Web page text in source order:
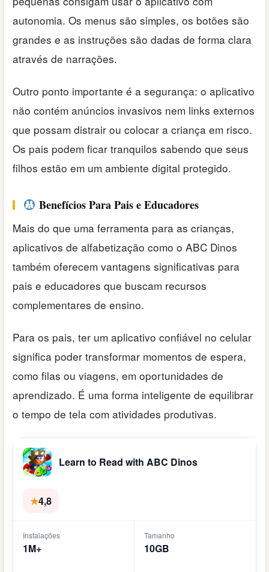
autonomia. Os menus são simples, os botões são
grandes e as instruções são dadas de forma clara
através de narrações.
Outro ponto importante é a segurança: o aplicativo
não contém anúncios invasivos nem links externos
que possam distrair ou colocar a criança em risco.
Os pais podem ficar tranquilos sabendo que seus
filhos estão em um ambiente digital protegido.
Benefícios Para Pais e Educadores
Mais do que uma ferramenta para as crianças,
aplicativos de alfabetização como o ABC Dinos
também oferecem vantagens significativas para
pais e educadores que buscam recursos
complementares de ensino.
Para os pais, ter um aplicativo confiável no celular
significa poder transformar momentos de espera,
como filas ou viagens, em oportunidades de
aprendizado. É uma forma inteligente de equilibrar
o tempo de tela com atividades produtivas.
Learn to Read with ABC Dinos
★4,8
Instalações
1M+
Tamanho
10GB